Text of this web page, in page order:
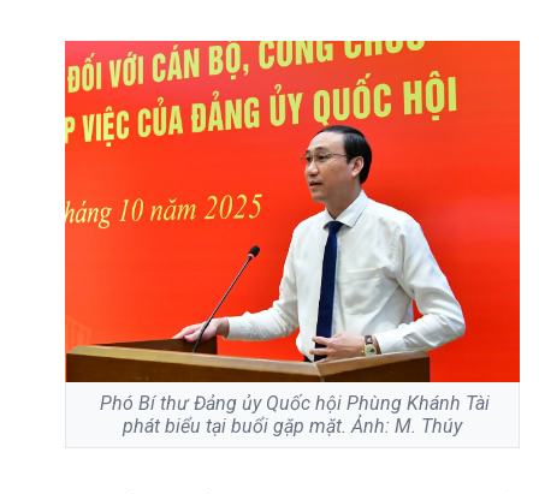
Phó Bí thư Đảng ủy Quốc hội Phùng Khánh Tài
phát biểu tại buổi gặp mặt. Ảnh: M. Thúy